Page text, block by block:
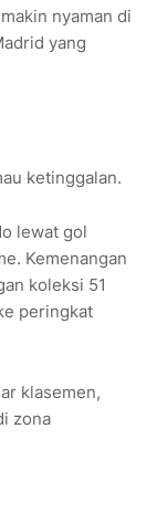
nyaman di
yang
ketinggalan.
lewat gol
Kemenangan
koleksi 51
peringkat
klasemen,
zona